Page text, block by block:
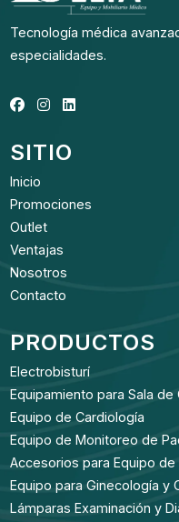
Tecnología médica
especialidades.
SITIO
Inicio
Promociones
Outlet
Ventajas
Nosotros
Contacto
PRODUCTOS
Electrobisturí
Equipamiento para Sala de
Equipo de Cardiología
Equipo de Monitoreo de
Accesorios para Equipo
Equipo para Ginecología y
Lámparas Examinación y